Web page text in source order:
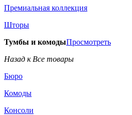
Премиальная коллекция
Шторы
Тумбы и комодыПросмотреть
Назад к Все товары
Бюро
Комоды
Консоли